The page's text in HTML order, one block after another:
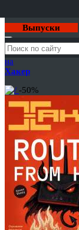
Выпуски
Годовая
подписка
на
Хакер
-50%